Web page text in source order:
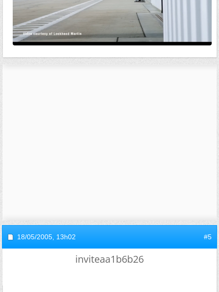
18/05/2005, 13h02 #5
inviteaa1b6b26